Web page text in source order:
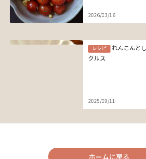
2026/03/16
レシピ
れんこんと
クルス
2025/09/11
ホームに戻る